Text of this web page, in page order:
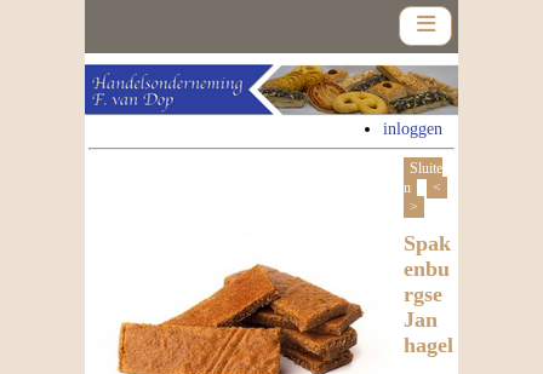
inloggen
Sluite
n
<
>
Spak
enbu
rgse
Jan
hagel
Assortiment
Nieuws